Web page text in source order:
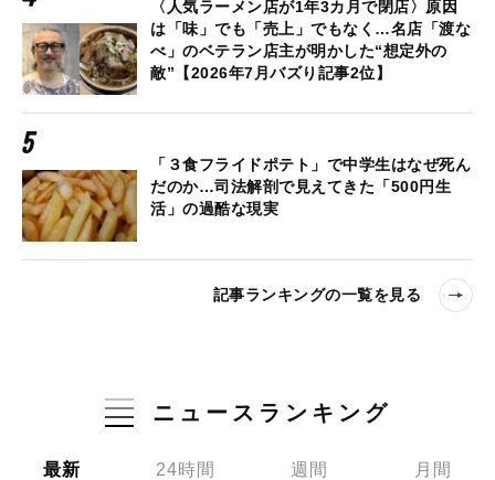
〈人気ラーメン店が1年3カ月で閉店〉原因
は「味」でも「売上」でもなく…名店「渡な
べ」のベテラン店主が明かした“想定外の
敵”【2026年7月バズり記事2位】
「３食フライドポテト」で中学生はなぜ死ん
だのか…司法解剖で見えてきた「500円生
活」の過酷な現実
記事ランキングの一覧を見る
ニュースランキング
最新 24時間 週間 月間